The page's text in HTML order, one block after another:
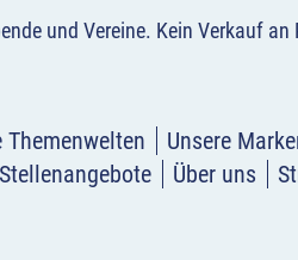
und Vereine. Kein Verkauf an
Unsere
Stellenangebote Über uns